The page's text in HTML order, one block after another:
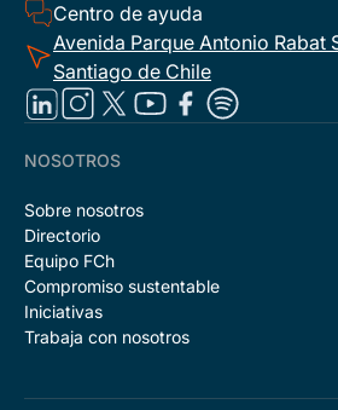
Centro de ayuda
Avenida Parque Antonio Rabat
Santiago de Chile
NOSOTROS
Sobre nosotros
Directorio
Equipo FCh
Compromiso sustentable
Iniciativas
Trabaja con nosotros